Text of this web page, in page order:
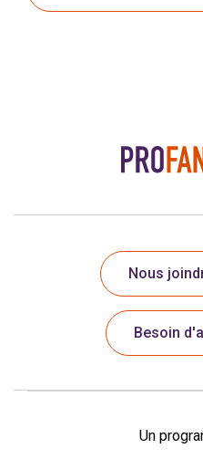
Nous
Besoin
Un